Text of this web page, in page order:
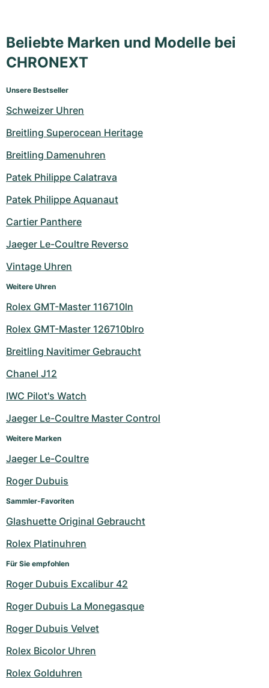
Oyster Perpetual
Sea-Dweller
Sky-Dweller
Rotonde
Tortue
Baignoire
Gebraucht
Damenuhren
Bentley
Chronospace
Super Avenger
Gebraucht
Damenuhren
Grand Carrera
Portugieser
Spitfire
GST
King Power
Beliebte Marken und Modelle bei
CHRONEXT
Unsere Bestseller
Schweizer Uhren
Breitling Superocean Heritage
Breitling Damenuhren
Patek Philippe Calatrava
Patek Philippe Aquanaut
Cartier Panthere
Jaeger Le-Coultre Reverso
Vintage Uhren
Weitere Uhren
Rolex GMT-Master 116710ln
Rolex GMT-Master 126710blro
Breitling Navitimer Gebraucht
Chanel J12
IWC Pilot's Watch
Jaeger Le-Coultre Master Control
Weitere Marken
Jaeger Le-Coultre
Roger Dubuis
Sammler-Favoriten
Glashuette Original Gebraucht
Rolex Platinuhren
Für Sie empfohlen
Roger Dubuis Excalibur 42
Roger Dubuis La Monegasque
Roger Dubuis Velvet
Rolex Bicolor Uhren
Rolex Golduhren